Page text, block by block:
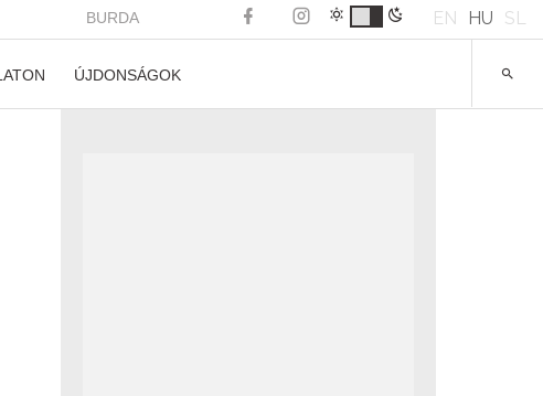
BURDA EN HU SL
ÚJDONSÁGOK